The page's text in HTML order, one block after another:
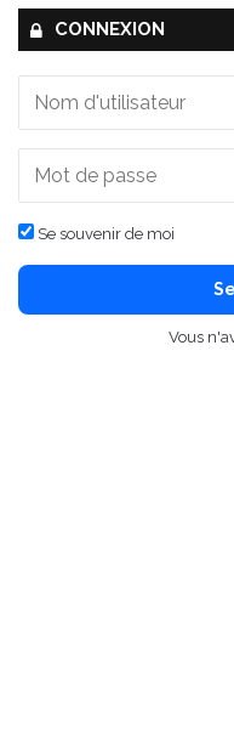
CONNEXION
Se souvenir de moi
Vous